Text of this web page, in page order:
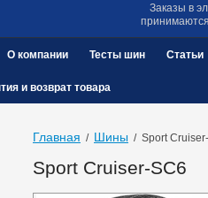
Заказы в
О компании Тесты шин Статьи
и возврат товара
Главная
  /
Шины
/  Sport
Sport Cruiser-SC6